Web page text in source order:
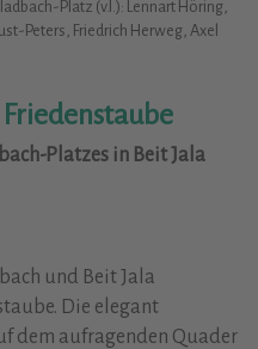
Platz (v.l.): Lennart Höring,
Peters, Friedrich Herweg, Axel
Friedenstaube
Platzes in Beit Jala
und Beit Jala
Die elegant
dem aufragenden Quader